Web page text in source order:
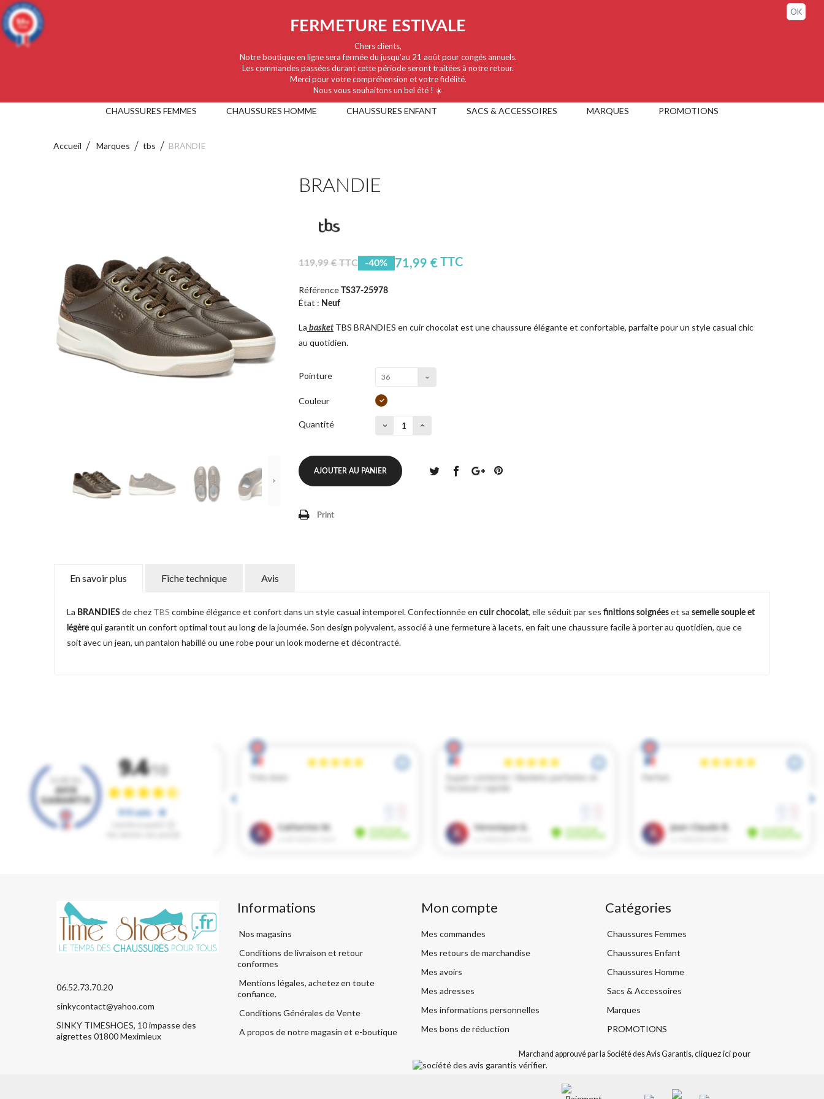
CHAUSSURES FEMMES CHAUSSURES HOMME CHAUSSURES ENFANT SACS & ACCESSOIRES MARQUES PROMOTIONS
FERMETURE ESTIVALE
Chers clients,
Notre boutique en ligne sera fermée du jusqu'au 21 août pour congés annuels.
Les commandes passées durant cette période seront traitées à notre retour.
Merci pour votre compréhension et votre fidélité.
Nous vous souhaitons un bel été ! ☀️
OK
Accueil Marques tbs BRANDIE
BRANDIE
119,99 € TTC -40% 71,99 € TTC
Référence TS37-25978
État : Neuf
La basketTBS BRANDIES en cuir chocolat est une chaussure élégante et confortable, parfaite pour un style casual chic
au quotidien.
Pointure 36
Couleur
Quantité
AJOUTER AU PANIER
Print
En savoir plus Fiche technique Avis
La BRANDIES de chez TBS combine élégance et confort dans un style casual intemporel. Confectionnée en cuir chocolat, elle séduit par ses finitions soignées et sa semelle souple et
légère qui garantit un confort optimal tout au long de la journée. Son design polyvalent, associé à une fermeture à lacets, en fait une chaussure facile à porter au quotidien, que ce
soit avec un jean, un pantalon habillé ou une robe pour un look moderne et décontracté.
06.52.73.70.20
sinkycontact@yahoo.com
SINKY TIMESHOES, 10 impasse des
aigrettes 01800 Meximieux
Informations
Nos magasins
Conditions de livraison et retour
conformes
Mentions légales, achetez en toute
confiance.
Conditions Générales de Vente
A propos de notre magasin et e-boutique
Mon compte
Mes commandes
Mes retours de marchandise
Mes avoirs
Mes adresses
Mes informations personnelles
Mes bons de réduction
Catégories
Chaussures Femmes
Chaussures Enfant
Chaussures Homme
Sacs & Accessoires
Marques
PROMOTIONS
Marchand approuvé par la Société des Avis Garantis, cliquez ici pour
vérifier.
9.4/10